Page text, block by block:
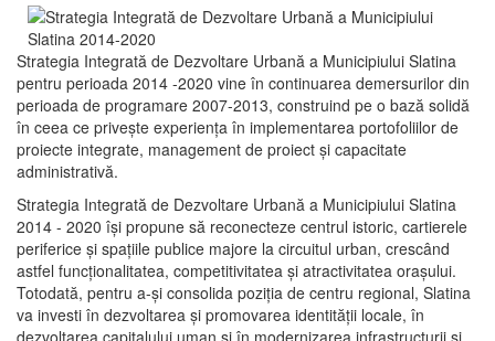
Strategia Integrată de Dezvoltare Urbană a Municipiului Slatina
pentru perioada 2014 -2020 vine în continuarea demersurilor din
perioada de programare 2007-2013, construind pe o bază solidă
în ceea ce priveşte experienţa în implementarea portofoliilor de
proiecte integrate, management de proiect și capacitate
administrativă.
Strategia Integrată de Dezvoltare Urbană a Municipiului Slatina
2014 - 2020 își propune să reconecteze centrul istoric, cartierele
periferice şi spaţiile publice majore la circuitul urban, crescând
astfel funcţionalitatea, competitivitatea şi atractivitatea oraşului.
Totodată, pentru a-şi consolida poziţia de centru regional, Slatina
va investi în dezvoltarea şi promovarea identităţii locale, în
dezvoltarea capitalului uman şi în modernizarea infrastructurii şi